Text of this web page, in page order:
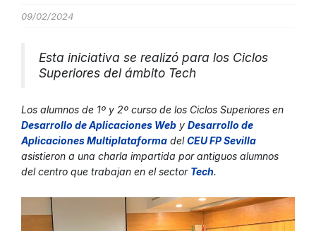
09/02/2024
Esta iniciativa se realizó para los Ciclos
Superiores del ámbito Tech
Los alumnos de 1º y 2º curso de los Ciclos Superiores en
Desarrollo de Aplicaciones Web y Desarrollo de
Aplicaciones Multiplataforma delCEU FP Sevilla
asistieron a una charla impartida por antiguos alumnos
del centro que trabajan en el sector Tech.